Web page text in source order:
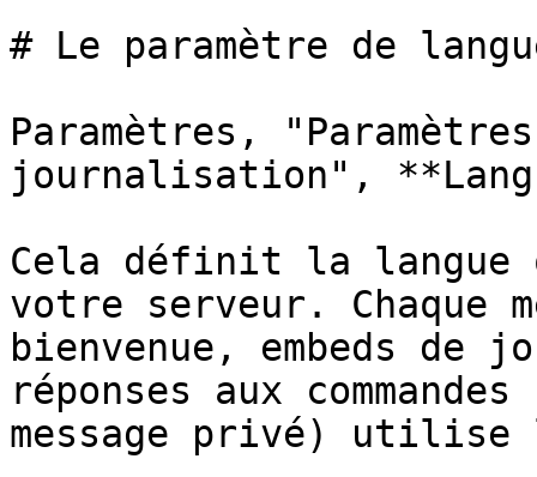
# Le paramètre de
Paramètres,
journalisation",
Cela définit la
votre serveur. Chaque
bienvenue, embeds de
réponses aux
message privé) utilise